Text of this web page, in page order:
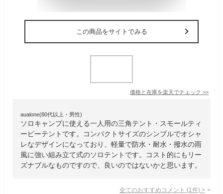
この商品をサイトでみる
価格と在庫を楽天でチェック >>
aualone(80代以上・男性)
ソロキャンプに使える一人用の三角テント・スモールティ
ーピーテントです。コンパクトサイズのシンプルでオシャ
レなデザインになっており、軽量で防水・耐水・撥水の雨
風に強い組み立て式のソロテントです。コスト的にもリー
ズナブルなものですので、良いのではないかと思います。
全てのおすすめコメント (1 件) >